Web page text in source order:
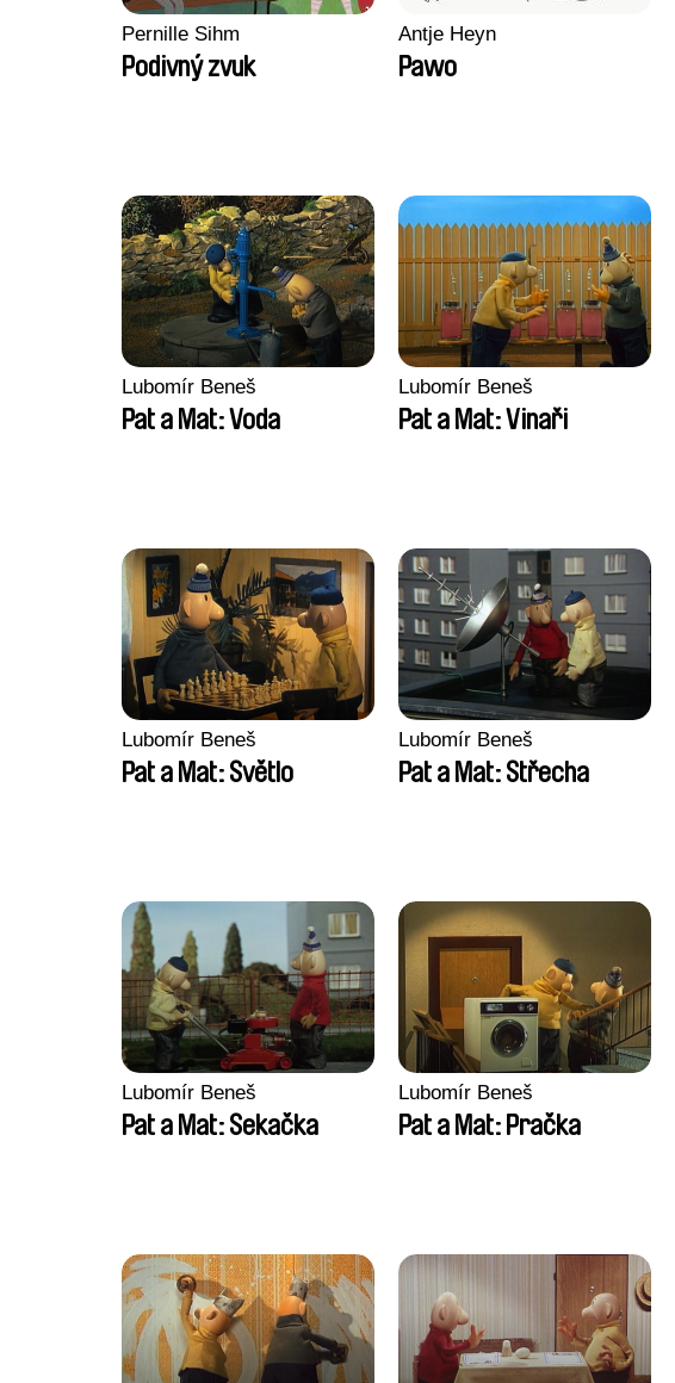
Pernille Sihm
Podivný zvuk
Antje Heyn
Pawo
Lubomír Beneš
Pat a Mat: Voda
Lubomír Beneš
Pat a Mat: Vinaři
Lubomír Beneš
Pat a Mat: Světlo
Lubomír Beneš
Pat a Mat: Střecha
Lubomír Beneš
Pat a Mat: Sekačka
Lubomír Beneš
Pat a Mat: Pračka